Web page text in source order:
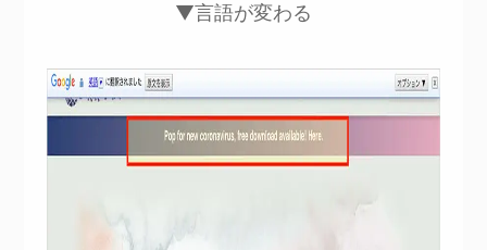
▼言語が変わる